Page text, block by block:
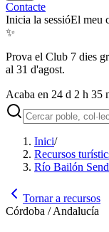
Contacte
Inicia la sessióEl meu
✨
Prova el Club 7 dies
al 31 d'agost.
Acaba en 24 d 2 h 35
Inici/
Recursos
Río Bailón
Tornar a recursos
Córdoba / Andalucía